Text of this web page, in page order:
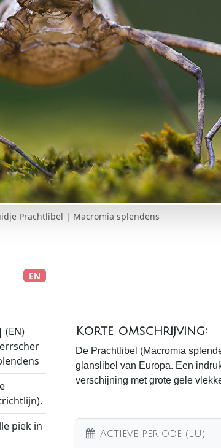
Prachtlibel | Macromia splendens
EN
(EN)
piek in
Korte omschrijving:
De Prachtlibel (Macromia
glanslibel van Europa. Een
verschijning met grote gele
Actieve periode (EU)